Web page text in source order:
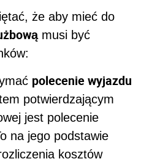
że aby mieć do
musi być
polecenie wyjazdu
potwierdzającym
jest polecenie
na jego podstawie
kosztów